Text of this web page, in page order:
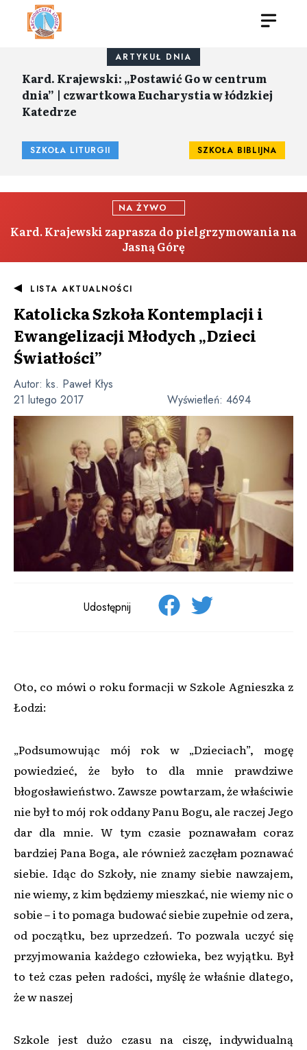
ARTYKUŁ DNIA
Kard. Krajewski: „Postawić Go w centrum
dnia” | czwartkowa Eucharystia w łódzkiej
Katedrze
SZKOŁA LITURGII SZKOŁA BIBLIJNA
NA ŻYWO
Kard. Krajewski zaprasza do pielgrzymowania na
Jasną Górę
LISTA AKTUALNOŚCI
Katolicka Szkoła Kontemplacji i
Ewangelizacji Młodych „Dzieci
Światłości”
Autor: ks. Paweł Kłys
21 lutego 2017
Wyświetleń: 4694
Udostępnij
Oto, co mówi o roku formacji w Szkole Agnieszka z
Łodzi:
„Podsumowując mój rok w „Dzieciach”, mogę
powiedzieć, że było to dla mnie prawdziwe
błogosławieństwo. Zawsze powtarzam, że właściwie
nie był to mój rok oddany Panu Bogu, ale raczej Jego
dar dla mnie. W tym czasie poznawałam coraz
bardziej Pana Boga, ale również zaczęłam poznawać
siebie. Idąc do Szkoły, nie znamy siebie nawzajem,
nie wiemy, z kim będziemy mieszkać, nie wiemy nic o
sobie – i to pomaga budować siebie zupełnie od zera,
od początku, bez uprzedzeń. To pozwala uczyć się
przyjmowania każdego człowieka, bez wyjątku. Był
to też czas pełen radości, myślę że właśnie dlatego,
że w naszej
Szkole jest dużo czasu na ciszę, indywidualną